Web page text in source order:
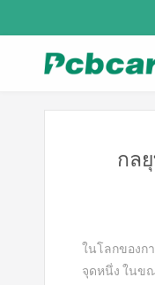
กล
ในโลกของก
จุดหนึ่ง ในข